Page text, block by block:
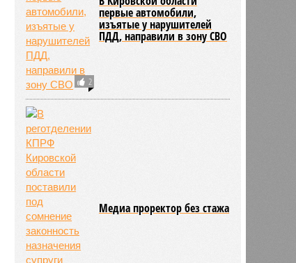
2
первые автомобили,
изъятые у нарушителей
ПДД, направили в зону СВО
Медиа проректор без стажа